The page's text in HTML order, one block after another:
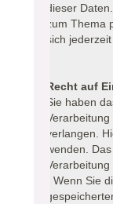
dieser
zum Thema
sich
Recht auf
Sie haben
verlangen.
wenden.
- Wenn Sie